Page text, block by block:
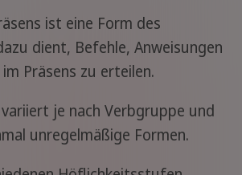
ist eine Form des
dient, Befehle, Anweisungen
Präsens zu erteilen.
je nach Verbgruppe und
unregelmäßige Formen.